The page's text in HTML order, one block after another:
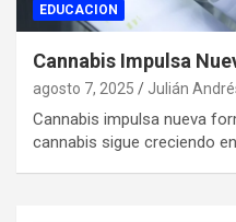
EDUCACION
Cannabis Impulsa
agosto 7, 2025 Julián
Cannabis impulsa nueva
cannabis sigue creciendo